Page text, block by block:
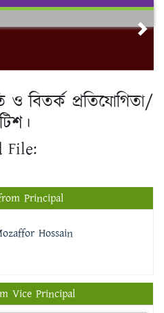
ও বিতর্ক প্রতিযোগিতা/
File:
Principal
Hossain
Vice Principal